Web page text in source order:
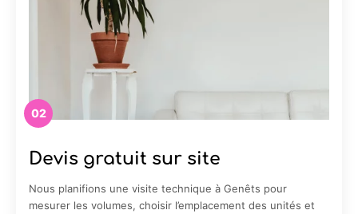
02
Devis gratuit sur site
Nous planifions une visite technique à Genêts pour
mesurer les volumes, choisir l’emplacement des unités et